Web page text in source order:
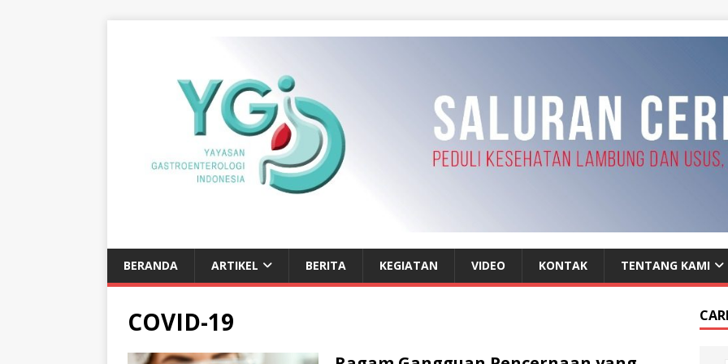
BERANDA ARTIKEL BERITA KEGIATAN VIDEO KONTAK TENTANG KAMI
COVID-19